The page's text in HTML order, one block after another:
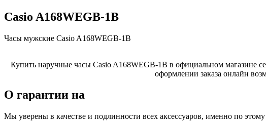
Casio A168WEGB-1B
Часы мужские Casio A168WEGB-1B
Купить наручные часы Casio A168WEGB-1B в официальном магазине
оформлении заказа онлайн
О гарантии на
Мы уверены в качестве и подлинности всех аксессуаров, именно по